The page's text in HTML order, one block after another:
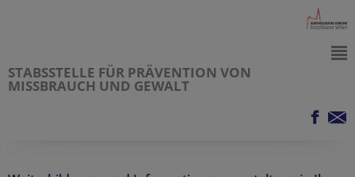
STABSSTELLE FÜR PRÄVENTION VON
MISSBRAUCH UND GEWALT